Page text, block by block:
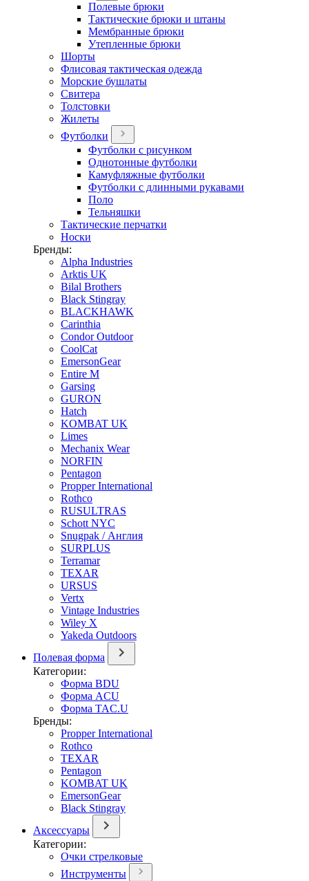
Полевые брюки
Тактические брюки и штаны
Мембранные брюки
Утепленные брюки
Шорты
Флисовая тактическая одежда
Морские бушлаты
Свитера
Толстовки
Жилеты
Футболки
Футболки с рисунком
Однотонные футболки
Камуфляжные футболки
Футболки с длинными рукавами
Поло
Тельняшки
Тактические перчатки
Носки
Бренды:
Alpha Industries
Arktis UK
Bilal Brothers
Black Stingray
BLACKHAWK
Carinthia
Condor Outdoor
CoolCat
EmersonGear
Entire M
Garsing
GURON
Hatch
KOMBAT UK
Limes
Mechanix Wear
NORFIN
Pentagon
Propper International
Rothco
RUSULTRAS
Schott NYC
Snugpak / Англия
SURPLUS
Terramar
TEXAR
URSUS
Vertx
Vintage Industries
Wiley X
Yakeda Outdoors
Полевая форма
Категории:
Форма BDU
Форма ACU
Форма TAC.U
Бренды:
Propper International
Rothco
TEXAR
Pentagon
KOMBAT UK
EmersonGear
Black Stingray
Аксессуары
Категории:
Очки стрелковые
Инструменты